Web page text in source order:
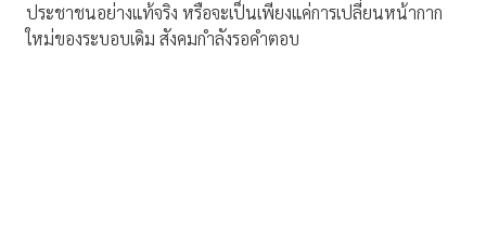
ประชาชนอย่างแท้จริง หรือจะเป็นเพียงแค่การเปลี่ยนหน้ากาก
ใหม่ของระบอบเดิม สังคมกำลังรอคำตอบ